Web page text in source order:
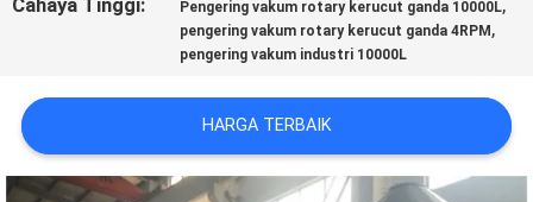
PENAWARAN
SITEMAP
PRIVACY
Cahaya Tinggi: Pengering vakum rotary kerucut ganda 10000L,
pengering vakum rotary kerucut ganda 4RPM ,
pengering vakum industri 10000L
HARGA TERBAIK